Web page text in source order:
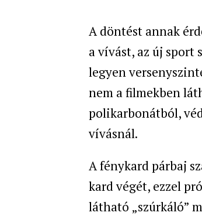
A döntést annak
a vívást, az új sport
legyen
nem a filmekben
polikarbonátból,
vívásnál.
A fénykard párbaj
kard végét, ezzel
látható „szúrkáló”